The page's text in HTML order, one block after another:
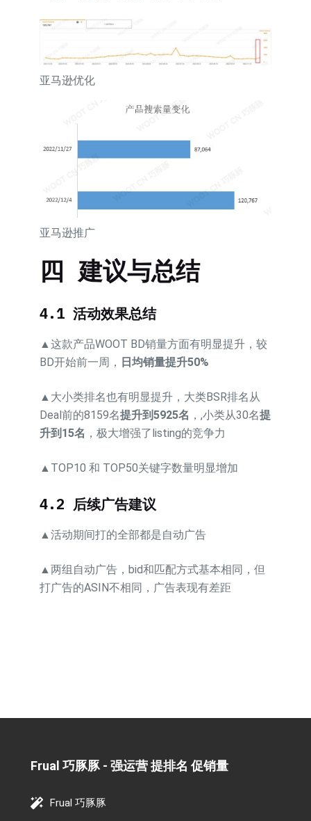
亚马逊优化
亚马逊推广
四 建议与总结
4.1 活动效果总结
▲这款产品WOOT BD销量方面有明显提升，较
BD开始前一周， 日均销量提升50%
▲大小类排名也有明显提升，大类BSR排名从
Deal前的8159名提升到5925名 ，,小类从30名提
升到15名 ，极大增强了listing的竞争力
▲TOP10 和 TOP50关键字数量明显增加
4.2 后续广告建议
▲活动期间打的全部都是自动广告
▲两组自动广告，bid和匹配方式基本相同，但
打广告的ASIN不相同，广告表现有差距
Frual 巧豚豚 - 强运营 提排名 促销量​
Frual 巧豚豚